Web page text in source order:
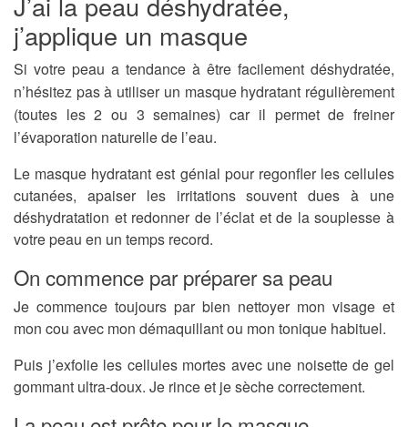
j’applique un masque
Si votre peau a tendance à être facilement déshydratée,
n’hésitez pas à utiliser un masque hydratant régulièrement
(toutes les 2 ou 3 semaines) car il permet de freiner
l’évaporation naturelle de l’eau.
Le masque hydratant est génial pour regonfler les cellules
cutanées, apaiser les irritations souvent dues à une
déshydratation et redonner de l’éclat et de la souplesse à
votre peau en un temps record.
On commence par préparer sa peau
Je commence toujours par bien nettoyer mon visage et
mon cou avec mon démaquillant ou mon tonique habituel.
Puis j’exfolie les cellules mortes avec une noisette de gel
gommant ultra-doux. Je rince et je sèche correctement.